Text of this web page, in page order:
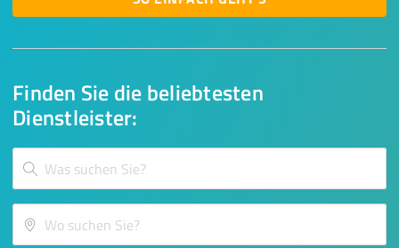
Finden Sie die beliebtesten
Dienstleister: